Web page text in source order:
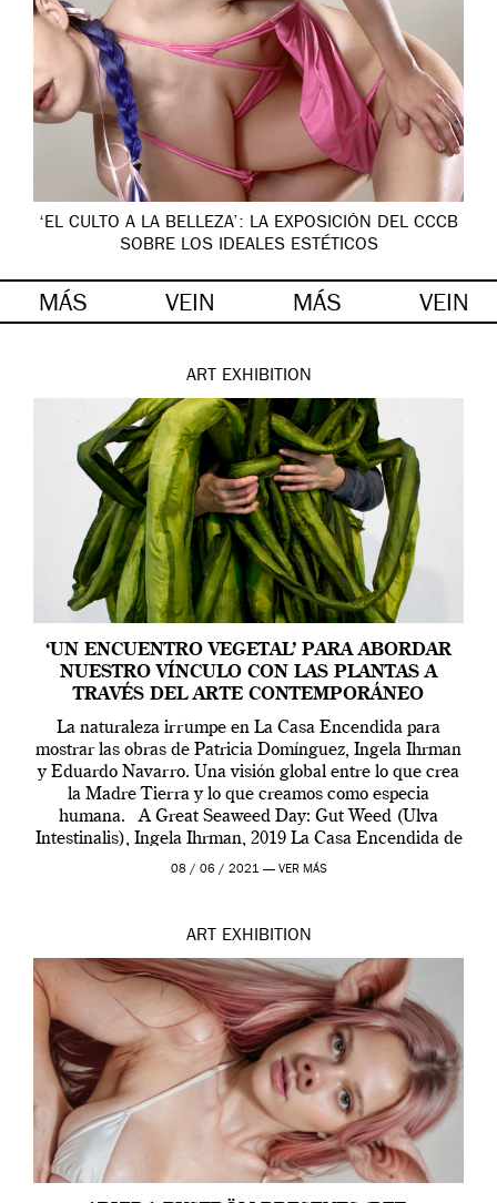
‘EL CULTO A LA BELLEZA’: LA EXPOSICIÓN DEL CCCB
SOBRE LOS IDEALES ESTÉTICOS
MÁS VEIN MÁS VEIN
ART EXHIBITION
‘UN ENCUENTRO VEGETAL’ PARA ABORDAR
NUESTRO VÍNCULO CON LAS PLANTAS A
TRAVÉS DEL ARTE CONTEMPORÁNEO
La naturaleza irrumpe en La Casa Encendida para
mostrar las obras de Patricia Domínguez, Ingela Ihrman
y Eduardo Navarro. Una visión global entre lo que crea
la Madre Tierra y lo que creamos como especia
humana. A Great Seaweed Day: Gut Weed (Ulva
Intestinalis), Ingela Ihrman, 2019 La Casa Encendida de
Madrid y la Wellcome […]
08 / 06 / 2021 — VER MÁS
ART EXHIBITION